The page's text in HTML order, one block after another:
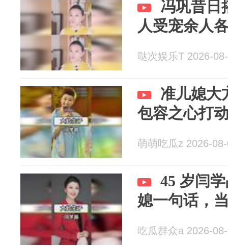
冯巩昔日
人受宠余人
哒次娱乐T 2026-
准儿媳大
包容之心打
萌萌吃瓜z 2026-
45 岁闫
媳一句话，
吃瓜群众a 2026-